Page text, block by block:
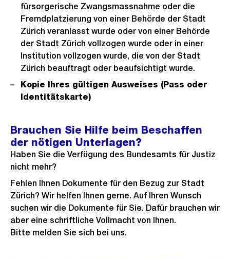
fürsorgerische Zwangsmassnahme oder die
Fremdplatzierung von einer Behörde der Stadt
Zürich veranlasst wurde oder von einer Behörde
der Stadt Zürich vollzogen wurde oder in einer
Institution vollzogen wurde, die von der Stadt
Zürich beauftragt oder beaufsichtigt wurde.
Kopie Ihres gültigen Ausweises (Pass oder
Identitätskarte)
Brauchen Sie Hilfe beim Beschaffen
der nötigen Unterlagen?
Haben Sie die Verfügung des Bundesamts für Justiz
nicht mehr?
Fehlen Ihnen Dokumente für den Bezug zur Stadt
Zürich? Wir helfen Ihnen gerne. Auf Ihren Wunsch
suchen wir die Dokumente für Sie. Dafür brauchen wir
aber eine schriftliche Vollmacht von Ihnen.
Bitte melden Sie sich bei uns.